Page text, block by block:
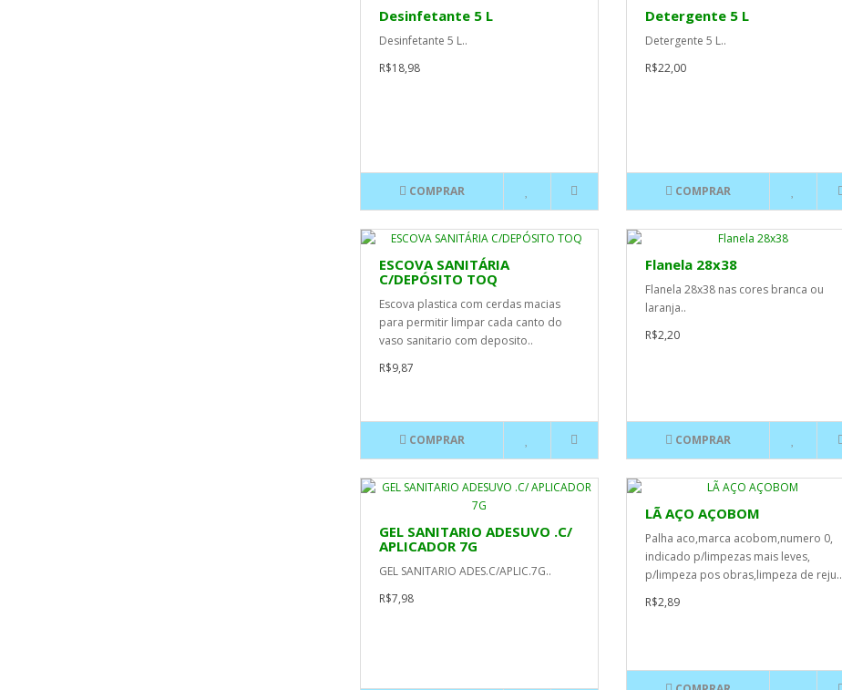
Desinfetante 5 L
Desinfetante 5 L..
R$18,98
COMPRAR
Detergente 5 L
Detergente 5 L..
R$22,00
COMPRAR
ESCOVA SANITÁRIA
C/DEPÓSITO TOQ
Escova plastica com cerdas macias
para permitir limpar cada canto do
vaso sanitario com deposito..
R$9,87
COMPRAR
Flanela 28x38
Flanela 28x38 nas cores branca ou
laranja..
R$2,20
COMPRAR
GEL SANITARIO ADESUVO .C/
APLICADOR 7G
GEL SANITARIO ADES.C/APLIC.7G..
R$7,98
LÃ AÇO AÇOBOM
Palha aco,marca acobom,numero 0,
indicado p/limpezas mais leves,
p/limpeza pos obras,limpeza de reju..
R$2,89